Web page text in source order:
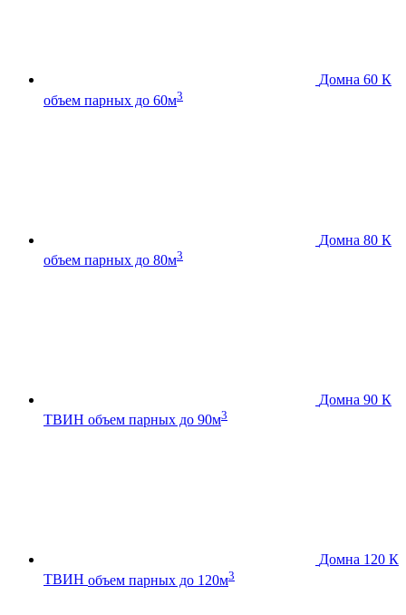
Домна 60 К
объем парных до 60м3
Домна 80 К
объем парных до 80м3
Домна 90 К
ТВИН объем парных до 90м3
Домна 120 К
ТВИН объем парных до 120м3